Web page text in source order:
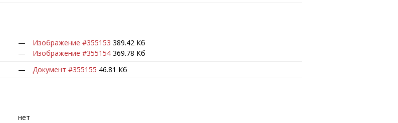
Изображение #355153 389.42 Кб
Изображение #355154 369.78 Кб
Документ #355155 46.81 Кб
нет